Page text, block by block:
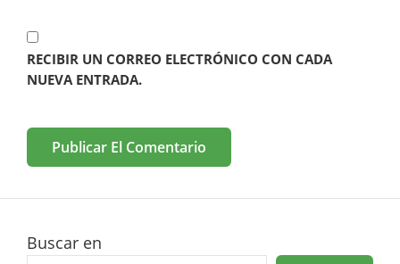
RECIBIR UN CORREO ELECTRÓNICO CON CADA
NUEVA ENTRADA.
Buscar en